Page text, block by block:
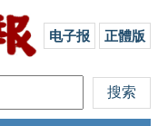
电子报 正體版